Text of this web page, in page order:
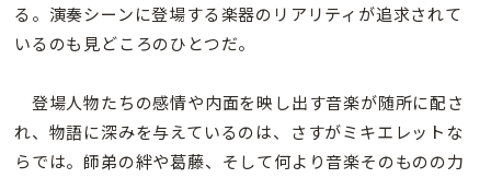
る。演奏シーンに登場する楽器のリアリティが追求されて
いるのも見どころのひとつだ。
登場人物たちの感情や内面を映し出す音楽が随所に配さ
れ、物語に深みを与えているのは、さすがミキエレットな
らでは。師弟の絆や葛藤、そして何より音楽そのものの力